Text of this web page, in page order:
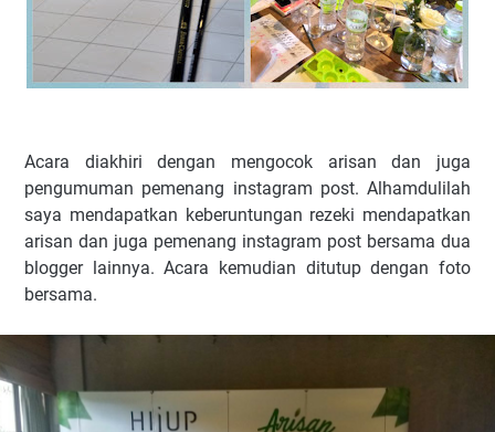
Acara diakhiri dengan mengocok arisan dan juga
pengumuman pemenang instagram post. Alhamdulilah
saya mendapatkan keberuntungan rezeki mendapatkan
arisan dan juga pemenang instagram post bersama dua
blogger lainnya. Acara kemudian ditutup dengan foto
bersama.